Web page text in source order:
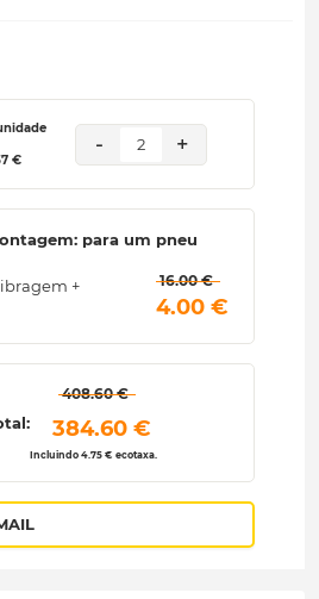
€
- 2 +
para um pneu
+
16.00 €
4.00 €
408.60 €
384.60 €
Incluindo 4.75 € ecotaxa.